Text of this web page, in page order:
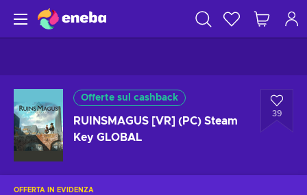
Offerte sul cashback
RUINSMAGUS [VR] (PC) Steam
Key GLOBAL
39
OFFERTA IN EVIDENZA